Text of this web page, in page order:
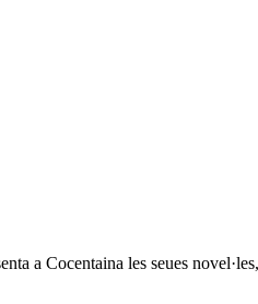
a Cocentaina les seues